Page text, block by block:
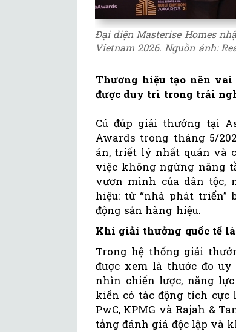
Đại diện Masterise Homes
Vietnam 2026. Nguồn ảnh:
Thương hiệu tạo nên
được duy trì trong trải
Cú đúp giải thưởng tại
Awards trong tháng 5/
án, triết lý nhất quán và
việc không ngừng nâng
vươn mình của dân tộc,
hiệu: từ “nhà phát triển”
động sản hàng hiệu.
Khi giải thưởng quốc tế
Trong hệ thống giải
được xem là thước đo
nhìn chiến lược, năng
kiến có tác động tích cực
PwC, KPMG và Rajah &
tảng đánh giá độc lập và